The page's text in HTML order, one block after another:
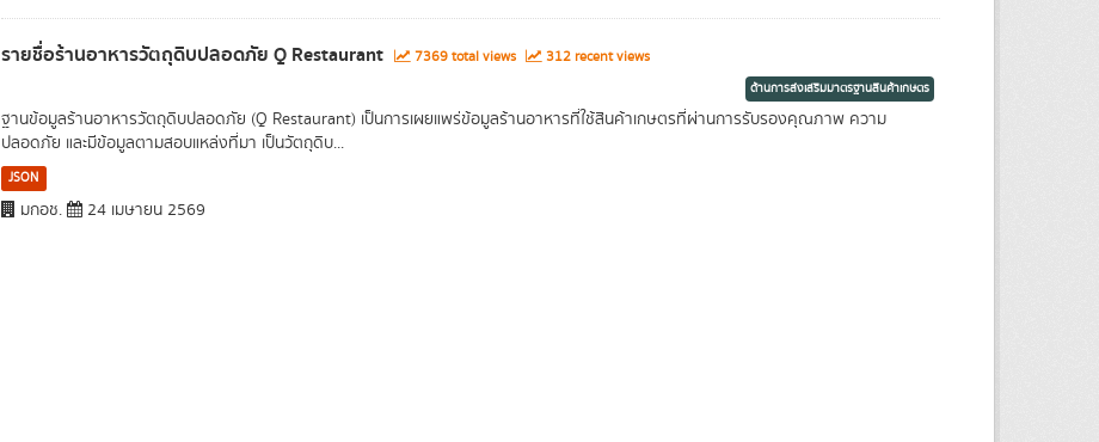
รายชื่อร้านอาหารวัตถุดิบปลอดภัย Q Restaurant 7369 total views 312 recent views
ด้านการส่งเสริมมาตรฐานสินค้าเกษตร
ฐานข้อมูลร้านอาหารวัตถุดิบปลอดภัย (Q Restaurant) เป็นการเผยแพร่ข้อมูลร้านอาหารที่ใช้สินค้าเกษตรที่ผ่านการรับรองคุณภาพ ความ
ปลอดภัย และมีข้อมูลตามสอบแหล่งที่มา เป็นวัตถุดิบ...
JSON
มกอช. 24 เมษายน 2569